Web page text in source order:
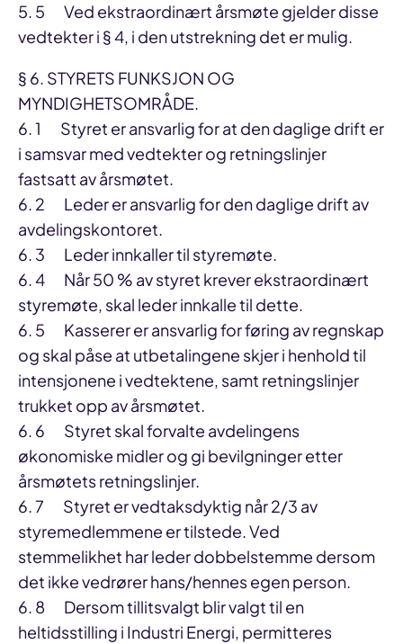
5. 5 Ved ekstraordinært årsmøte gjelder disse
vedtekter i § 4, i den utstrekning det er mulig.
§ 6. STYRETS FUNKSJON OG
MYNDIGHETSOMRÅDE.
6. 1 Styret er ansvarlig for at den daglige drift er
i samsvar med vedtekter og retningslinjer
fastsatt av årsmøtet.
6. 2 Leder er ansvarlig for den daglige drift av
avdelingskontoret.
6. 3 Leder innkaller til styremøte.
6. 4 Når 50 % av styret krever ekstraordinært
styremøte, skal leder innkalle til dette.
6. 5 Kasserer er ansvarlig for føring av regnskap
og skal påse at utbetalingene skjer i henhold til
intensjonene i vedtektene, samt retningslinjer
trukket opp av årsmøtet.
6. 6 Styret skal forvalte avdelingens
økonomiske midler og gi bevilgninger etter
årsmøtets retningslinjer.
6. 7 Styret er vedtaksdyktig når 2/3 av
styremedlemmene er tilstede. Ved
stemmelikhet har leder dobbelstemme dersom
det ikke vedrører hans/hennes egen person.
6. 8 Dersom tillitsvalgt blir valgt til en
heltidsstilling i Industri Energi, permitteres